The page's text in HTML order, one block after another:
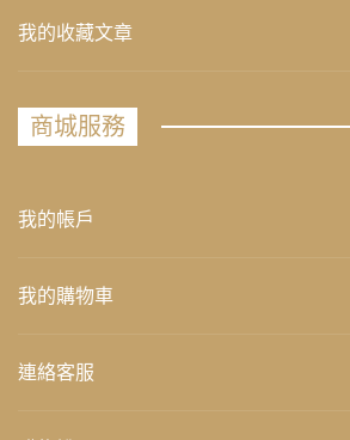
我的收藏文章
商城服務
我的帳戶
我的購物車
連絡客服